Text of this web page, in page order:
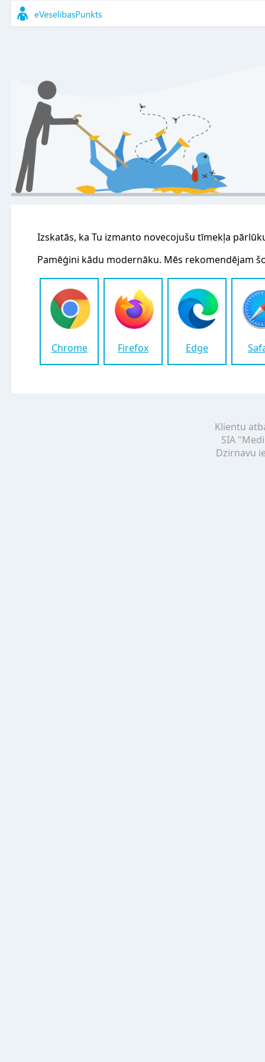
Izskatās, ka Tu izmanto novecojušu tīmekļa
Pamēģini kādu modernāku. Mēs rekomendējam
Chrome Firefox Edge
Klientu
SIA
Dzirnavu